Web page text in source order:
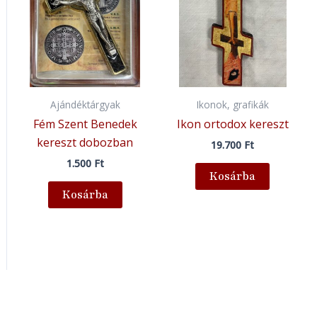
Ajándéktárgyak
Fém Szent Benedek
kereszt dobozban
1.500 Ft
Kosárba
Ikonok, grafikák
Ikon ortodox kereszt
19.700 Ft
Kosárba